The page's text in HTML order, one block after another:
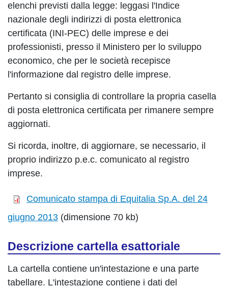
elenchi previsti dalla legge: leggasi l'Indice
nazionale degli indirizzi di posta elettronica
certificata (INI-PEC) delle imprese e dei
professionisti, presso il Ministero per lo sviluppo
economico, che per le società recepisce
l'informazione dal registro delle imprese.
Pertanto si consiglia di controllare la propria casella
di posta elettronica certificata per rimanere sempre
aggiornati.
Si ricorda, inoltre, di aggiornare, se necessario, il
proprio indirizzo p.e.c. comunicato al registro
imprese.
Comunicato stampa di Equitalia Sp.A. del 24
giugno 2013 (dimensione 70 kb)
Descrizione cartella esattoriale
La cartella contiene un'intestazione e una parte
tabellare. L'intestazione contiene i dati del